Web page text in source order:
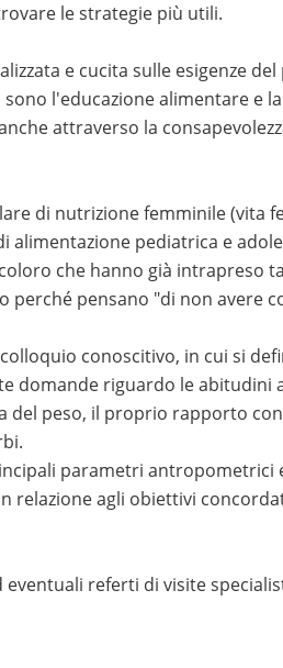
le strategie più utili.
e cucita sulle esigenze
l'educazione alimentare e
attraverso la
di nutrizione femminile (vita
alimentazione pediatrica e
che hanno già intrapreso
pensano "di non avere
conoscitivo, in cui si
domande riguardo le abitudini
peso, il proprio rapporto
parametri antropometrici
relazione agli obiettivi
eventuali referti di visite